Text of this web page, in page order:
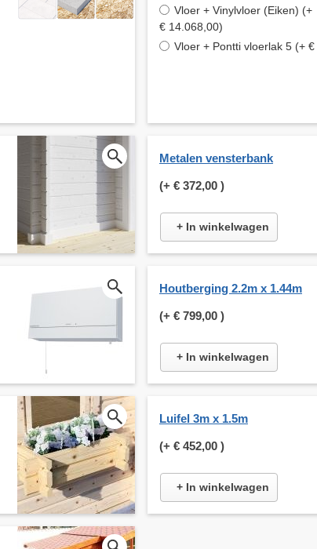
Vloer + Vinylvloer (Eiken) (+
€ 14.068,00)
Vloer + Pontti vloerlak 5 (+
Metalen vensterbank
(+ € 372,00 )
+ In winkelwagen
Houtberging 2.2m x 1.44m
(+ € 799,00 )
+ In winkelwagen
Luifel 3m x 1.5m
(+ € 452,00 )
+ In winkelwagen